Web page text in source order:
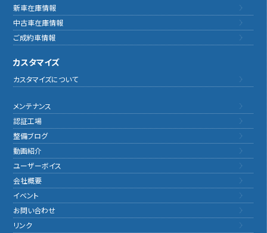
新車在庫情報
中古車在庫情報
ご成約車情報
カスタマイズ
カスタマイズについて
メンテナンス
認証工場
整備ブログ
動画紹介
ユーザーボイス
会社概要
イベント
お問い合わせ
リンク